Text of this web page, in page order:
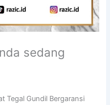
sedang
Tegal Gundil Bergaransi